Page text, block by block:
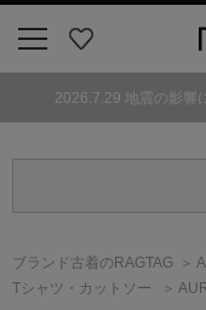
気
2026.7.29 地震の影響
ブランド古着のRAGTAG
Tシャツ・カットソー